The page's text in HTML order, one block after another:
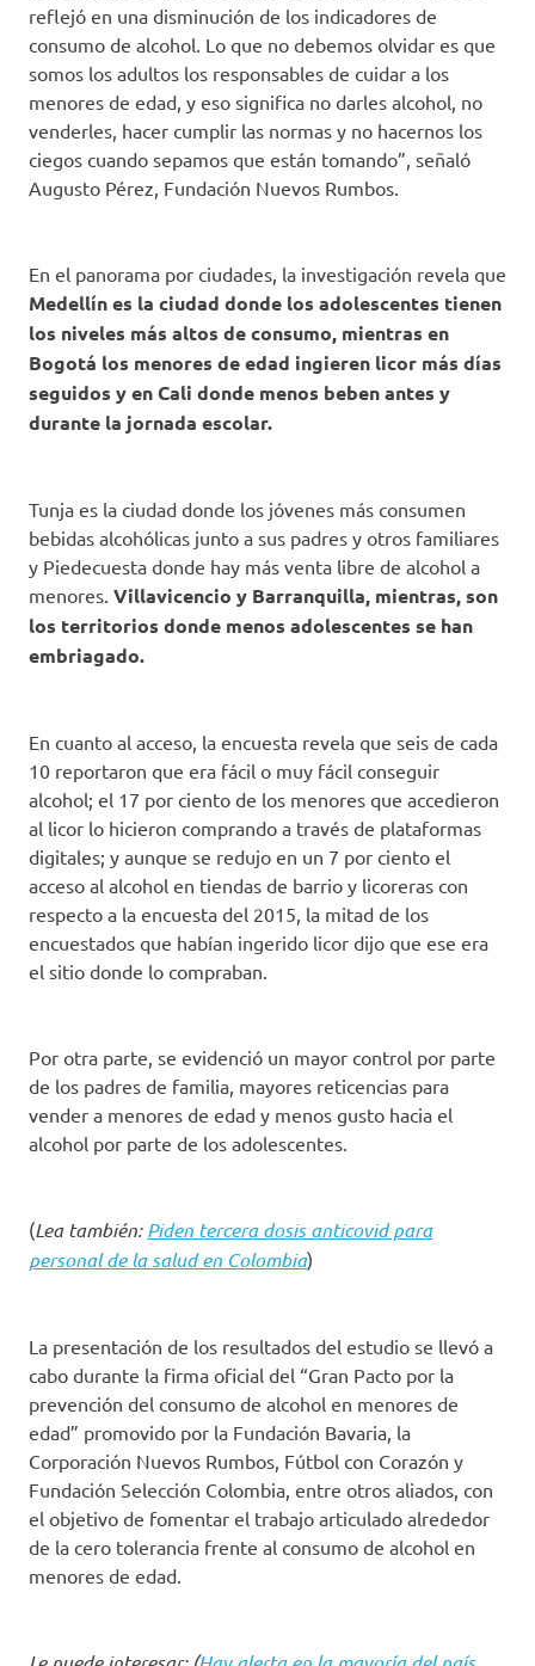
reflejó en una disminución de los indicadores de
consumo de alcohol. Lo que no debemos olvidar es que
somos los adultos los responsables de cuidar a los
menores de edad, y eso significa no darles alcohol, no
venderles, hacer cumplir las normas y no hacernos los
ciegos cuando sepamos que están tomando”, señaló
Augusto Pérez, Fundación Nuevos Rumbos.
En el panorama por ciudades, la investigación revela que
Medellín es la ciudad donde los adolescentes tienen
los niveles más altos de consumo, mientras en
Bogotá los menores de edad ingieren licor más días
seguidos y en Cali donde menos beben antes y
durante la jornada escolar.
Tunja es la ciudad donde los jóvenes más consumen
bebidas alcohólicas junto a sus padres y otros familiares
y Piedecuesta donde hay más venta libre de alcohol a
menores. Villavicencio y Barranquilla, mientras, son
los territorios donde menos adolescentes se han
embriagado.
En cuanto al acceso, la encuesta revela que seis de cada
10 reportaron que era fácil o muy fácil conseguir
alcohol; el 17 por ciento de los menores que accedieron
al licor lo hicieron comprando a través de plataformas
digitales; y aunque se redujo en un 7 por ciento el
acceso al alcohol en tiendas de barrio y licoreras con
respecto a la encuesta del 2015, la mitad de los
encuestados que habían ingerido licor dijo que ese era
el sitio donde lo compraban.
Por otra parte, se evidenció un mayor control por parte
de los padres de familia, mayores reticencias para
vender a menores de edad y menos gusto hacia el
alcohol por parte de los adolescentes.
(Lea también:Piden tercera dosis anticovid para
personal de la salud en Colombia)
La presentación de los resultados del estudio se llevó a
cabo durante la firma oficial del “Gran Pacto por la
prevención del consumo de alcohol en menores de
edad” promovido por la Fundación Bavaria, la
Corporación Nuevos Rumbos, Fútbol con Corazón y
Fundación Selección Colombia, entre otros aliados, con
el objetivo de fomentar el trabajo articulado alrededor
de la cero tolerancia frente al consumo de alcohol en
menores de edad.